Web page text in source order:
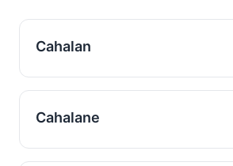
Cahalan
Cahalane